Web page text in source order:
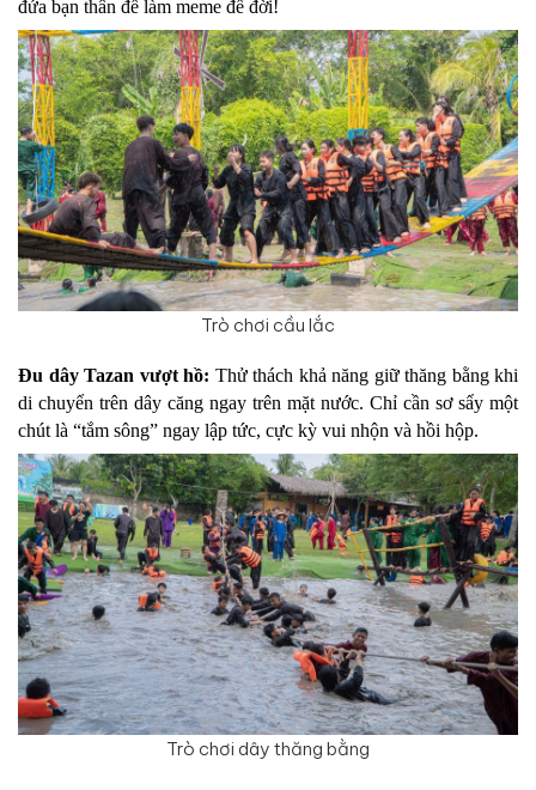
đứa bạn thân để làm meme để đời!
Trò chơi cầu lắc
Đu dây Tazan vượt hồ: Thử thách khả năng giữ thăng bằng khi
di chuyển trên dây căng ngay trên mặt nước. Chỉ cần sơ sẩy một
chút là “tắm sông” ngay lập tức, cực kỳ vui nhộn và hồi hộp.
Trò chơi dây thăng bằng